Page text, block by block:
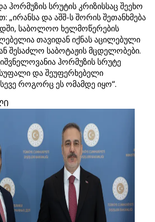
ჰორმუზის სრუტის კრიზისსაც შეეხო
„ირანსა და აშშ-ს შორის შეთანხმება
საბოლოო ხელმოწერების
თავიდან იქნას აცილებული
შესაძლო საბოტაჟის მცდელობები.
ჰორმუზის სრუტე
და შეუფერხებელი
როგორც ეს ომამდე იყო“.